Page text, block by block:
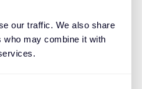
our traffic. We also share
who may combine it with